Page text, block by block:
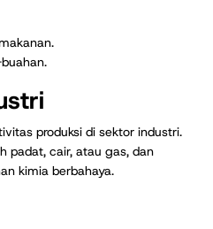
produksi di sektor industri.
padat, cair, atau gas, dan
kimia berbahaya.